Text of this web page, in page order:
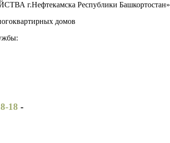
г.Нефтекамска Республики Башкортостан»
домов
18 -